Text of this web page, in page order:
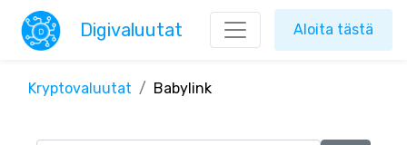
Digivaluutat Aloita tästä
Kryptovaluutat Babylink